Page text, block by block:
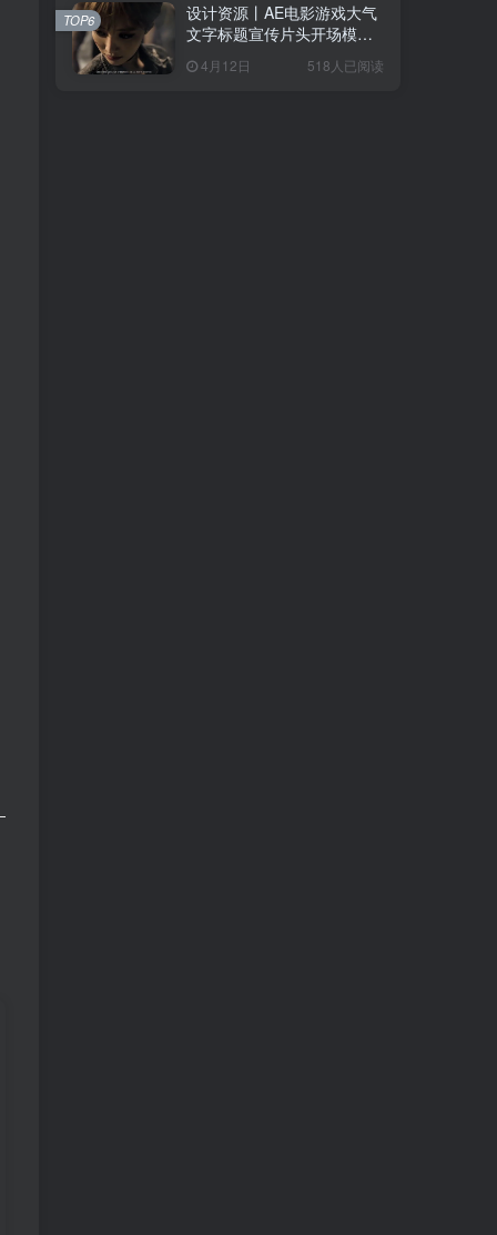
设计资源丨AE电影游戏大气
文字标题宣传片头开场模版
Epic Cinematic Titles Trailer
4月12日 518人已阅读
TOP6